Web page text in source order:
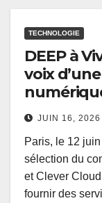
TECHNOLOGIE
DEEP à
voix
JUIN 16, 2026
Paris, le 12
sélection du
et Clever
fournir des